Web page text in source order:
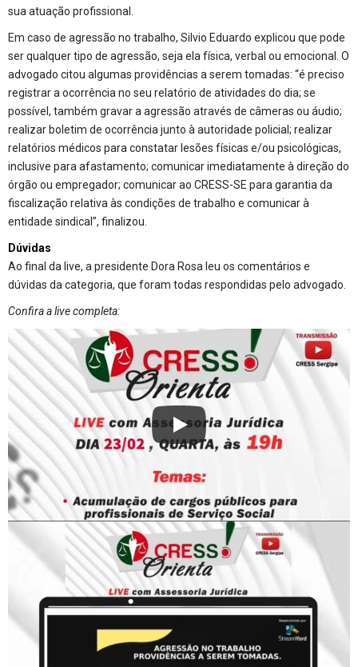
sua atuação profissional.
Em caso de agressão no trabalho, Silvio Eduardo explicou que pode
ser qualquer tipo de agressão, seja ela física, verbal ou emocional. O
advogado citou algumas providências a serem tomadas: “é preciso
registrar a ocorrência no seu relatório de atividades do dia; se
possível, também gravar a agressão através de câmeras ou áudio;
realizar boletim de ocorrência junto à autoridade policial; realizar
relatórios médicos para constatar lesões físicas e/ou psicológicas,
inclusive para afastamento; comunicar imediatamente à direção do
órgão ou empregador; comunicar ao CRESS-SE para garantia da
fiscalização relativa às condições de trabalho e comunicar à
entidade sindical”, finalizou.
Dúvidas
Ao final da live, a presidente Dora Rosa leu os comentários e
dúvidas da categoria, que foram todas respondidas pelo advogado.
Confira a live completa: